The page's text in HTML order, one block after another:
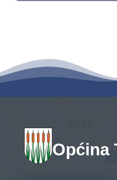
Općina